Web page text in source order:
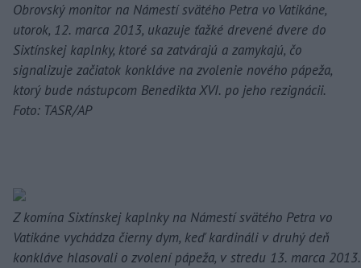
Obrovský monitor na Námestí svätého Petra vo Vatikáne,
utorok, 12. marca 2013, ukazuje ťažké drevené dvere do
Sixtínskej kaplnky, ktoré sa zatvárajú a zamykajú, čo
signalizuje začiatok konkláve na zvolenie nového pápeža,
ktorý bude nástupcom Benedikta XVI. po jeho rezignácii.
Foto: TASR/AP
Z komína Sixtínskej kaplnky na Námestí svätého Petra vo
Vatikáne vychádza čierny dym, keď kardináli v druhý deň
konkláve hlasovali o zvolení pápeža, v stredu 13. marca 2013.